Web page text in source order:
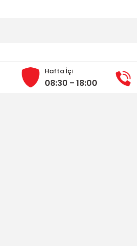
Hafta İçi
08:30 - 18:00